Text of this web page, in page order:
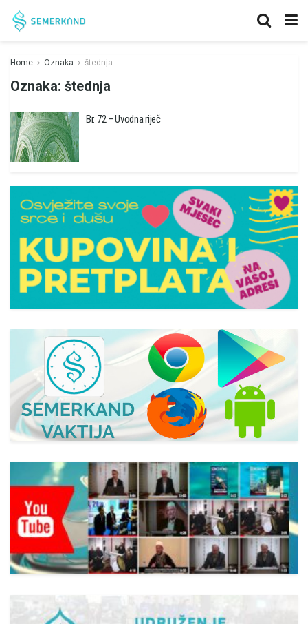
Home Oznaka štednja
Oznaka: štednja
Br. 72 – Uvodna riječ